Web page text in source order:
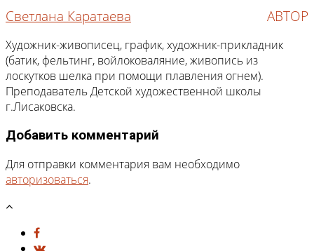
Светлана Каратаева АВТОР
Художник-живописец, график, художник-прикладник
(батик, фельтинг, войлоковаляние, живопись из
лоскутков шелка при помощи плавления огнем).
Преподаватель Детской художественной школы
г.Лисаковска.
Добавить комментарий
Для отправки комментария вам необходимо
авторизоваться.